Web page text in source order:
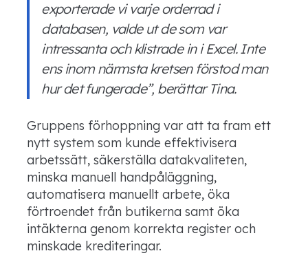
exporterade vi varje orderrad i
databasen, valde ut de som var
intressanta och klistrade in i Excel. Inte
ens inom närmsta kretsen förstod man
hur det fungerade”, berättar Tina.
Gruppens förhoppning var att ta fram ett
nytt system som kunde effektivisera
arbetssätt, säkerställa datakvaliteten,
minska manuell handpåläggning,
automatisera manuellt arbete, öka
förtroendet från butikerna samt öka
intäkterna genom korrekta register och
minskade krediteringar.